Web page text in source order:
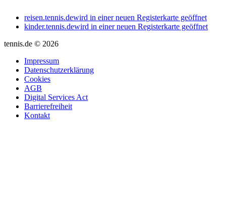
reisen.tennis.dewird in einer neuen Registerkarte geöffnet
kinder.tennis.dewird in einer neuen Registerkarte geöffnet
tennis.de © 2026
Impressum
Datenschutzerklärung
Cookies
AGB
Digital Services Act
Barrierefreiheit
Kontakt